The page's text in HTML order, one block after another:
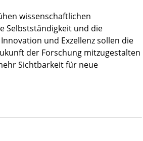
wissenschaftlichen
Selbstständigkeit und die
und Exzellenz sollen die
der Forschung mitzugestalten
Sichtbarkeit für neue